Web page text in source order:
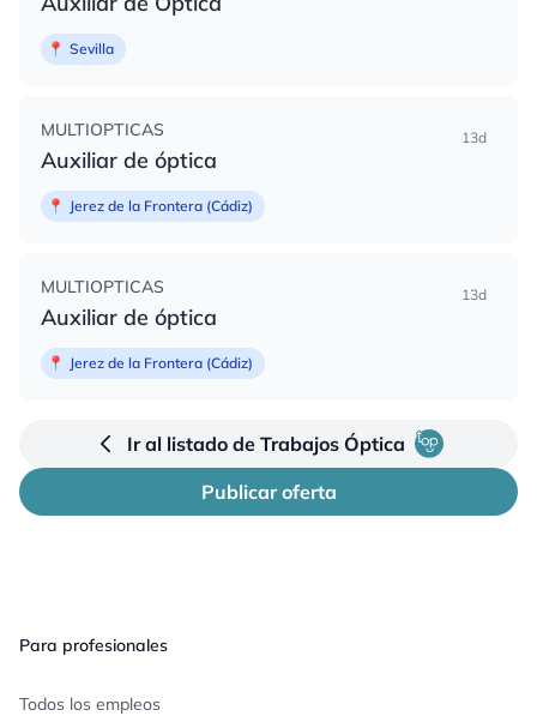
📍 Sevilla
MULTIOPTICAS
Auxiliar de óptica
13d
📍 Jerez de la Frontera (Cádiz)
MULTIOPTICAS
Auxiliar de óptica
13d
📍 Jerez de la Frontera (Cádiz)
Ir al listado de Trabajos Óptica
Publicar oferta
Para profesionales
Todos los empleos